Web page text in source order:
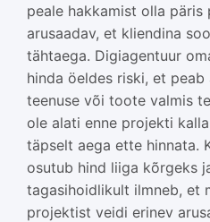
peale hakkamist olla päris
arusaadav, et kliendina
tähtaega. Digiagentuur
hinda öeldes riski, et
teenuse või toote valmis
ole alati enne projekti
täpselt aega ette hinnata.
osutub hind liiga kõrgeks
tagasihoidlikult ilmneb, et
projektist veidi erinev